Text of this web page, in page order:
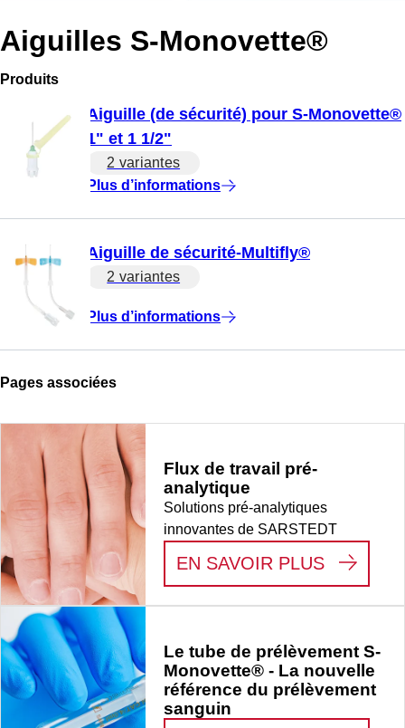
Aiguilles S-Monovette®
Produits
Aiguille (de sécurité) pour S-Monovette®
1" et 1 1/2"
2 variantes
Plus d’informations
Aiguille de sécurité-Multifly®
2 variantes
Plus d’informations
Pages associées
Flux de travail pré-
analytique
Solutions pré-analytiques
innovantes de SARSTEDT
EN SAVOIR PLUS: FLUX
Le tube de prélèvement S-
Monovette® - La nouvelle
référence du prélèvement
sanguin